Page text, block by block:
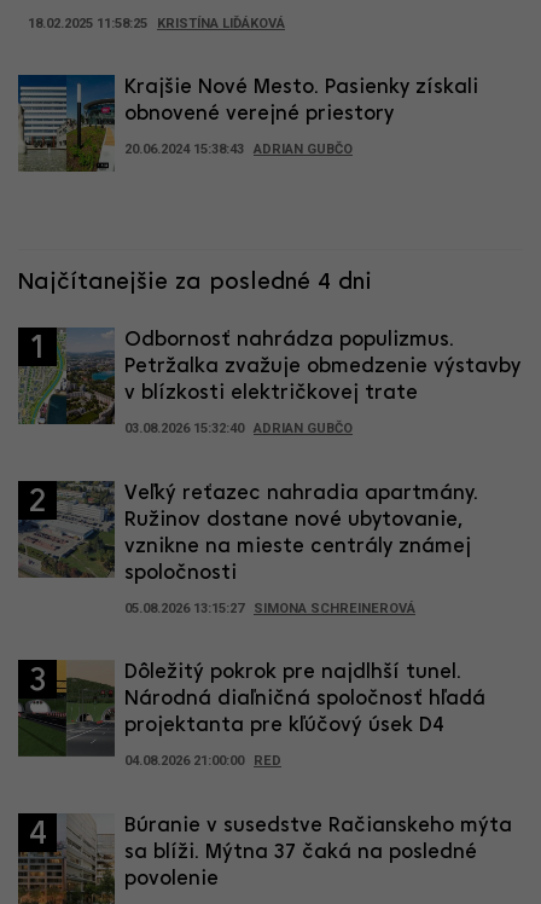
18.02.2025 11:58:25 KRISTÍNA LIĎÁKOVÁ
Krajšie Nové Mesto. Pasienky získali
obnovené verejné priestory
20.06.2024 15:38:43 ADRIAN GUBČO
Najčítanejšie za posledné 4 dni
1
Odbornosť nahrádza populizmus.
Petržalka zvažuje obmedzenie výstavby
v blízkosti električkovej trate
03.08.2026 15:32:40 ADRIAN GUBČO
2
Veľký reťazec nahradia apartmány.
Ružinov dostane nové ubytovanie,
vznikne na mieste centrály známej
spoločnosti
05.08.2026 13:15:27 SIMONA SCHREINEROVÁ
3
Dôležitý pokrok pre najdlhší tunel.
Národná diaľničná spoločnosť hľadá
projektanta pre kľúčový úsek D4
04.08.2026 21:00:00 RED
4
Búranie v susedstve Račianskeho mýta
sa blíži. Mýtna 37 čaká na posledné
povolenie